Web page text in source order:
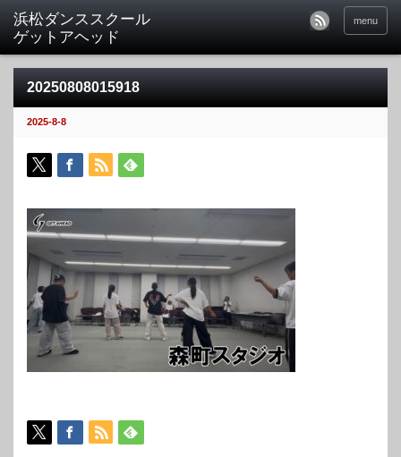
menu
20250808015918
2025-8-8